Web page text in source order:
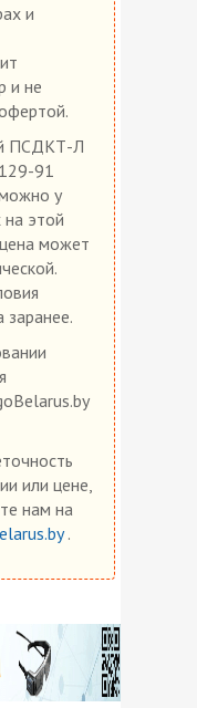
и
и не
ПСДКТ-Л
91
у
на этой
может
заранее.
или цене,
нам на
.